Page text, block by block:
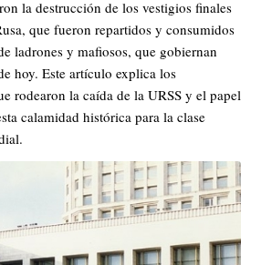
la destrucción de los vestigios finales
que fueron repartidos y consumidos
ladrones y mafiosos, que gobiernan
hoy. Este artículo explica los
rodearon la caída de la URSS y el papel
calamidad histórica para la clase